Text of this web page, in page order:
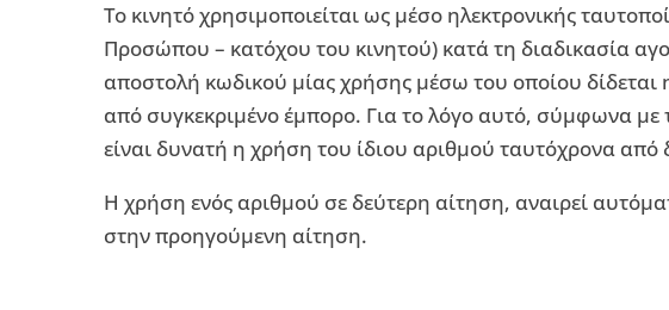
Το κινητό χρησιμοποιείται ως μέσο ηλεκτρονικής
Προσώπου – κατόχου του κινητού) κατά τη διαδικασία
αποστολή κωδικού μίας χρήσης μέσω του οποίου δίδεται
από συγκεκριμένο έμπορο. Για το λόγο αυτό, σύμφωνα με
είναι δυνατή η χρήση του ίδιου αριθμού ταυτόχρονα
Η χρήση ενός αριθμού σε δεύτερη αίτηση, αναιρεί
στην προηγούμενη αίτηση.